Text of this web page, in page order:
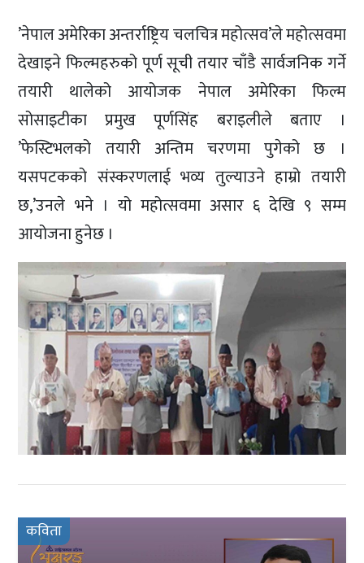
’नेपाल अमेरिका अन्तर्राष्ट्रिय चलचित्र महोत्सव’ले महोत्सवमा
देखाइने फिल्महरुको पूर्ण सूची तयार चाँडै सार्वजनिक गर्ने
तयारी थालेको आयोजक नेपाल अमेरिका फिल्म
सोसाइटीका प्रमुख पूर्णसिंह बराइलीले बताए ।
’फेस्टिभलको तयारी अन्तिम चरणमा पुगेको छ ।
यसपटकको संस्करणलाई भव्य तुल्याउने हाम्रो तयारी
छ,’उनले भने । यो महोत्सवमा असार ६ देखि ९ सम्म
आयोजना हुनेछ ।
कविता